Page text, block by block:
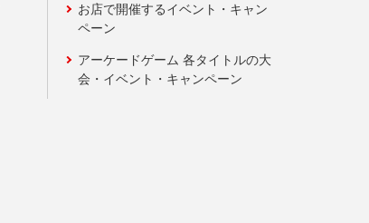
お店で開催するイベント・キャン
ペーン
アーケードゲーム 各タイトルの大
会・イベント・キャンペーン